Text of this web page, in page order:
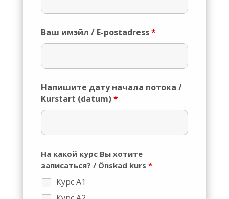
Ваш имэйл / E-postadress*
Напишите дату начала потока /
Kurstart (datum)*
На какой курс Вы хотите
записаться? / Önskad kurs *
Курс А1